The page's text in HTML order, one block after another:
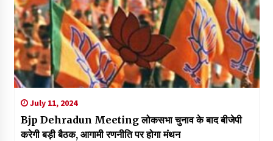
July 11, 2024
Bjp Dehradun Meeting लोकसभा चुनाव के बाद बीजेपी
करेगी बड़ी बैठक, आगामी रणनीति पर होगा मंथन